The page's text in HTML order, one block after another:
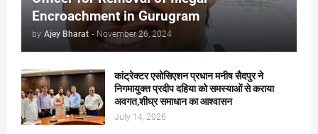
Encroachment in Gurugram
by Ajey Bharat - November 26, 2024
कांट्रेक्टर एसोसिएशन प्रधान मनीष सैदपुर ने
निगमायुक्त प्रदीप दहिया को समस्याओं से कराया
अवगत,शीघ्र समाधान का आश्वासन
July 14, 2026